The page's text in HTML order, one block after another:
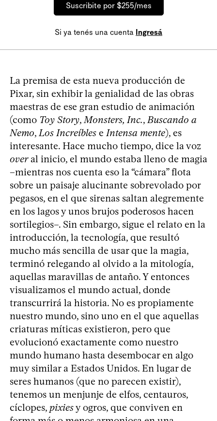
Suscribite por $255/mes
Si ya tenés una cuenta Ingresá
La premisa de esta nueva producción de
Pixar, sin exhibir la genialidad de las obras
maestras de ese gran estudio de animación
(como Toy Story,Monsters, Inc.,Buscando a
Nemo,Los Increíbles eIntensa mente), es
interesante. Hace mucho tiempo, dice la voz
overal inicio, el mundo estaba lleno de magia
–mientras nos cuenta eso la “cámara” flota
sobre un paisaje alucinante sobrevolado por
pegasos, en el que sirenas saltan alegremente
en los lagos y unos brujos poderosos hacen
sortilegios–. Sin embargo, sigue el relato en la
introducción, la tecnología, que resultó
mucho más sencilla de usar que la magia,
terminó relegando al olvido a la mitología,
aquellas maravillas de antaño. Y entonces
visualizamos el mundo actual, donde
transcurrirá la historia. No es propiamente
nuestro mundo, sino uno en el que aquellas
criaturas míticas existieron, pero que
evolucionó exactamente como nuestro
mundo humano hasta desembocar en algo
muy similar a Estados Unidos. En lugar de
seres humanos (que no parecen existir),
tenemos un menjunje de elfos, centauros,
cíclopes, pixiesy ogros, que conviven en